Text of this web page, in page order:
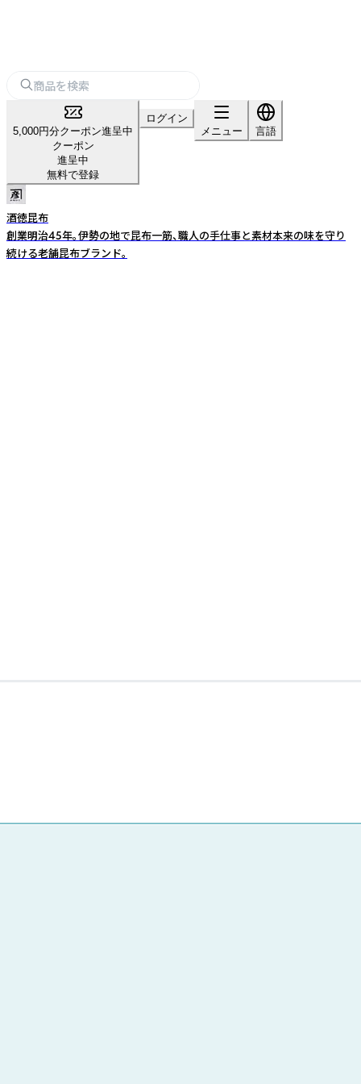
5,000円分クーポン進呈中
クーポン
進呈中
無料で登録
ログイン
メニュー
言語
酒徳昆布
創業明治45年。伊勢の地で昆布一筋、職人の手仕事と素材本来の味を守り
続ける老舗昆布ブランド。